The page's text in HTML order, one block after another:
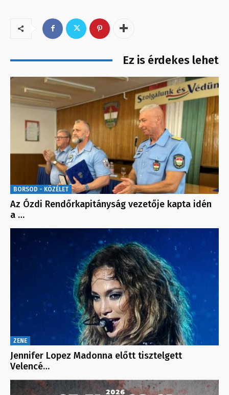
Ez is érdekes lehet
BORSOD - KÖZÉLET
Az Ózdi Rendőrkapitányság vezetője kapta idén
a …
ZENE
Jennifer Lopez Madonna előtt tisztelgett
Velencé…